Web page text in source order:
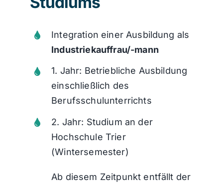
Integration einer Ausbildung als
Industriekauffrau/-mann
1. Jahr: Betriebliche Ausbildung
einschließlich des
Berufsschulunterrichts
2. Jahr: Studium an der
Hochschule Trier
(Wintersemester)
Ab diesem Zeitpunkt entfällt der